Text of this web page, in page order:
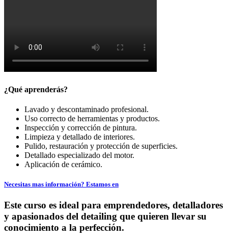
¿Qué aprenderás?
Lavado y descontaminado profesional.
Uso correcto de herramientas y productos.
Inspección y corrección de pintura.
Limpieza y detallado de interiores.
Pulido, restauración y protección de superficies.
Detallado especializado del motor.
Aplicación de cerámico.
Necesitas mas información? Estamos en
Este curso es ideal para emprendedores, detalladores
y apasionados del detailing que quieren llevar su
conocimiento a la perfección.